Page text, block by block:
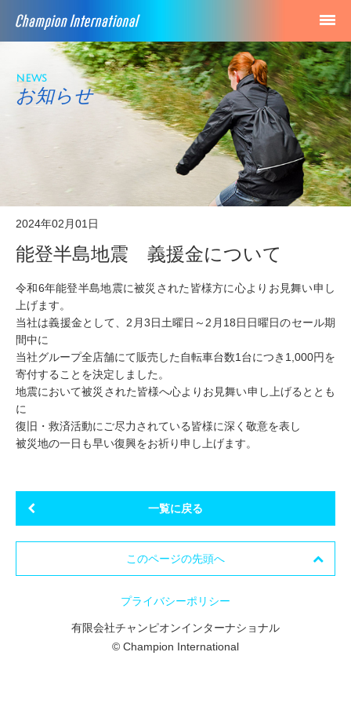
news
お知らせ
2024年02月01日
能登半島地震 義援金について
令和6年能登半島地震に被災された皆様方に心よりお見舞い申し
上げます。
当社は義援金として、2月3日土曜日～2月18日日曜日のセール期
間中に
当社グループ全店舗にて販売した自転車台数1台につき1,000円を
寄付することを決定しました。
地震において被災された皆様へ心よりお見舞い申し上げるととも
に
復旧・救済活動にご尽力されている皆様に深く敬意を表し
被災地の一日も早い復興をお祈り申し上げます。
一覧に戻る
このページの先頭へ
プライバシーポリシー
有限会社チャンピオンインターナショナル
© Champion International